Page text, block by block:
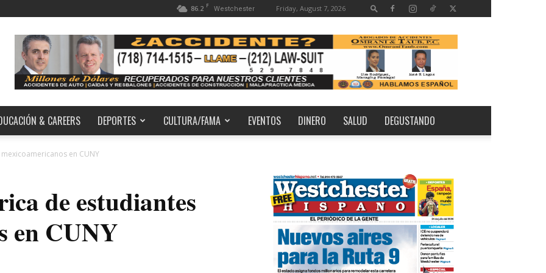
86.2 F Westchester Friday, August 7, 2026
& CAREERS DEPORTES CULTURA/FAMA EVENTOS DINERO SALUD DEGUSTANDO
en CUNY
de estudiantes
en CUNY